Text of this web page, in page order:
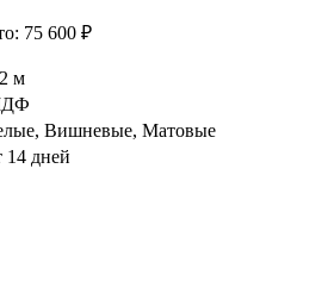
75 600 ₽
м
Вишневые, Матовые
14 дней